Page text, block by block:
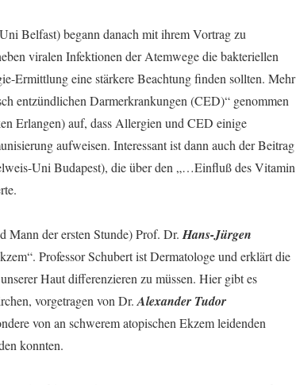
Belfast) begann danach mit ihrem Vortrag zu
viralen Infektionen der Atemwege die bakteriellen
Ermittlung eine stärkere Beachtung finden sollten. Mehr
entzündlichen Darmerkrankungen (CED)“ genommen
Erlangen) auf, dass Allergien und CED einige
aufweisen. Interessant ist dann auch der Beitrag
Uni Budapest), die über den „…Einfluß des Vitamin
Mann der ersten Stunde) Prof. Dr.Hans-Jürgen
Professor Schubert ist Dermatologe und erklärt die
Haut differenzieren zu müssen. Hier gibt es
vorgetragen von Dr.Alexander Tudor
von an schwerem atopischen Ekzem leidenden
konnten.